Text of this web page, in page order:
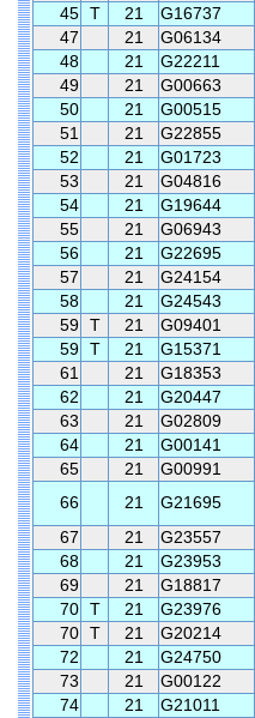
45 T 21 G16737
47
21 G06134
48
21 G22211
49
21 G00663
50
21 G00515
51
21 G22855
52
21 G01723
53
21 G04816
54
21 G19644
55
21 G06943
56
21 G22695
57
21 G24154
58
21 G24543
59 T 21 G09401
59 T 21 G15371
61
21 G18353
62
21 G20447
63
21 G02809
64
21 G00141
65
21 G00991
66
21 G21695
67
21 G23557
68
21 G23953
69
21 G18817
70 T 21 G23976
70 T 21 G20214
72
21 G24750
73
21 G00122
74
21 G21011